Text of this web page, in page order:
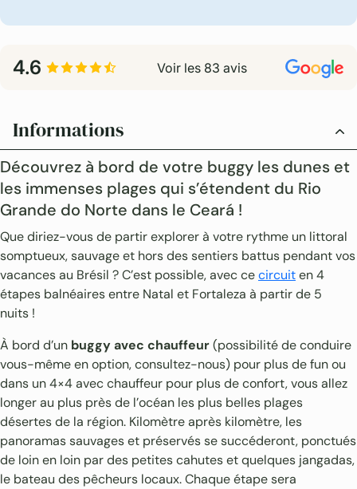
4.6 Voir les 83 avis
Informations
Découvrez à bord de votre buggy les dunes et
les immenses plages qui s’étendent du Rio
Grande do Norte dans le Ceará !
Que diriez-vous de partir explorer à votre rythme un littoral
somptueux, sauvage et hors des sentiers battus pendant vos
vacances au Brésil ? C’est possible, avec cecircuiten 4
étapes balnéaires entre Natal et Fortaleza à partir de 5
nuits !
À bord d’un buggy avec chauffeur(possibilité de conduire
vous-même en option, consultez-nous) pour plus de fun ou
dans un 4×4 avec chauffeur pour plus de confort, vous allez
longer au plus près de l’océan les plus belles plages
désertes de la région. Kilomètre après kilomètre, les
panoramas sauvages et préservés se succéderont, ponctués
de loin en loin par des petites cahutes et quelques jangadas,
le bateau des pêcheurs locaux. Chaque étape sera